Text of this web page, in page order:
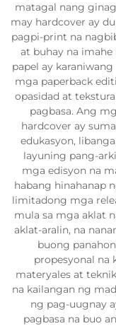
matagal nang
may hardcover ay
pagpi-print na
at buhay na
papel ay
mga paperback
opasidad at
pagbasa. Ang
hardcover ay
edukasyon,
layuning pang-
mga edisyon na
habang hinahanap
limitadong mga
mula sa mga aklat
aklat-aralin, na
buong
propesyonal na
materyales at
na kailangan ng
ng pag-uugnay
pagbasa na buo